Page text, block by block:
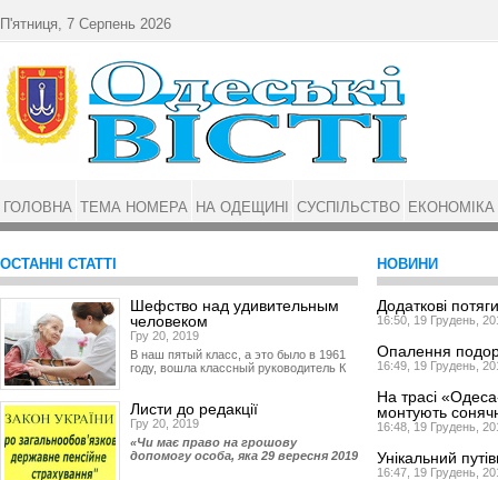
ОСТАННІ СТАТТІ
Шефство над удивительным
человеком
Гру 20, 2019
В наш пятый класс, а это было в 1961
году, вошла классный руководитель К
Листи до редакції
Гру 20, 2019
«Чи має право на грошову
допомогу особа, яка 29 вересня 2019
НОВИНИ
Додаткові
16:50, 19 Грудень,
Опалення
16:49, 19 Грудень,
На трасі
монтують
16:48, 19 Грудень,
Унікальний
16:47, 19 Грудень,
П'ятниця, 7 Серпень 2026
ГОЛОВНА ТЕМА НОМЕРА НА ОДЕЩИНІ СУСПІЛЬСТВО ЕКОНОМІКА